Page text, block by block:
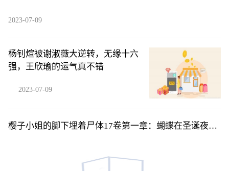
2023-07-09
杨钊煊被谢淑薇大逆转，无缘十六
强，王欣瑜的运气真不错
2023-07-09
樱子小姐的脚下埋着尸体17卷第一章：蝴蝶在圣诞夜展